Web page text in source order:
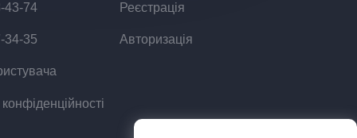
43-74
34-35
Реєстрація
Авторизація